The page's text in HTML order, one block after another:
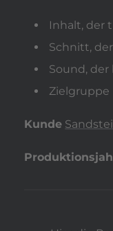
Inhalt, der
Schnitt,
Sound,
Zielgruppe
Kunde